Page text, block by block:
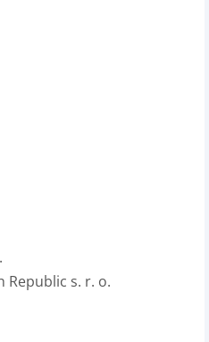
Republic s. r. o.